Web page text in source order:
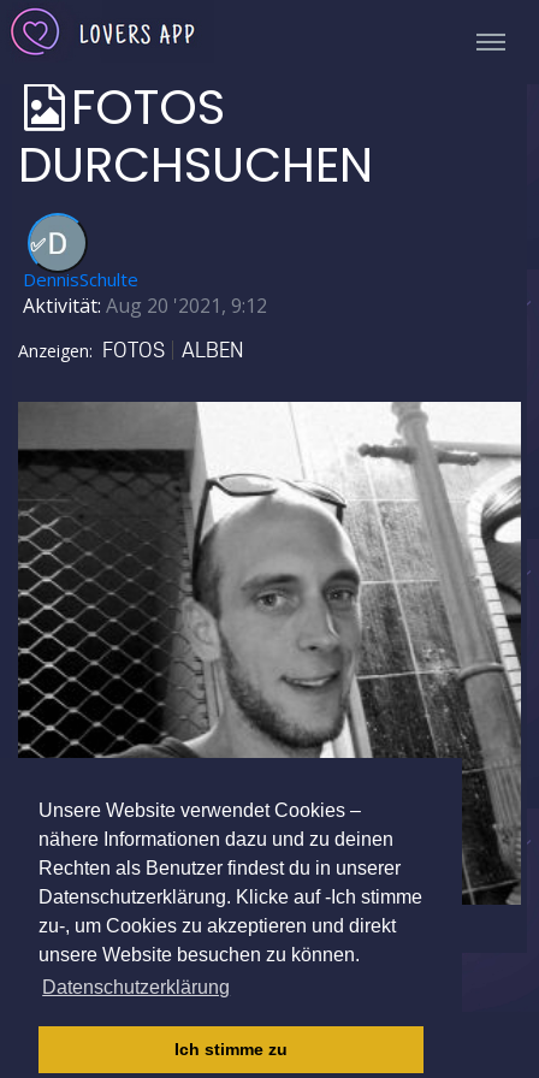
Unsere Website verwendet Cookies –
nähere Informationen dazu und zu deinen
Rechten als Benutzer findest du in unserer
Datenschutzerklärung. Klicke auf -Ich stimme
zu-, um Cookies zu akzeptieren und direkt
unsere Website besuchen zu können.
Datenschutzerklärung
Ich stimme zu
FOTOS
DURCHSUCHEN
✅
DennisSchulte
Aktivität: Aug 20 '2021, 9:12
Anzeigen: FOTOS ALBEN
|AGB|DATENSCHUTZ
KINDERSCHUTZRICHTLINIE